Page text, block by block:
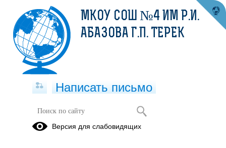
Совет профилактики
правонарушений
МКОУ СОШ №4 ИМ Р.И.
АБАЗОВА Г.П. ТЕРЕК
Написать письмо
Версия для слабовидящих